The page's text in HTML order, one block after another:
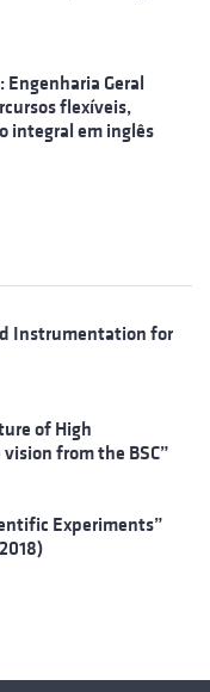
Geral
flexíveis,
integral em inglês
Instrumentation for
of High
from the BSC”
Experiments”